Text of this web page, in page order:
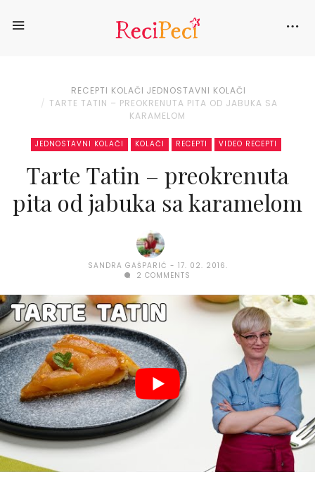
RECEPTI KOLAČI JEDNOSTAVNI KOLAČI
TARTE TATIN – PREOKRENUTA PITA OD JABUKA SA
KARAMELOM
JEDNOSTAVNI KOLAČI KOLAČI RECEPTI VIDEO RECEPTI
Tarte Tatin – preokrenuta
pita od jabuka sa karamelom
SANDRA GAŠPARIĆ
17. 02. 2016.
2 COMMENTS